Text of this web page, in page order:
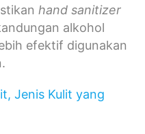
hand sanitizer
alkohol
efektif digunakan
Jenis Kulit yang